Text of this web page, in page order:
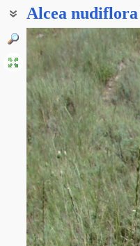
Alcea nudiflora
Алтей голоцветковый
Шток-роза голоцветная